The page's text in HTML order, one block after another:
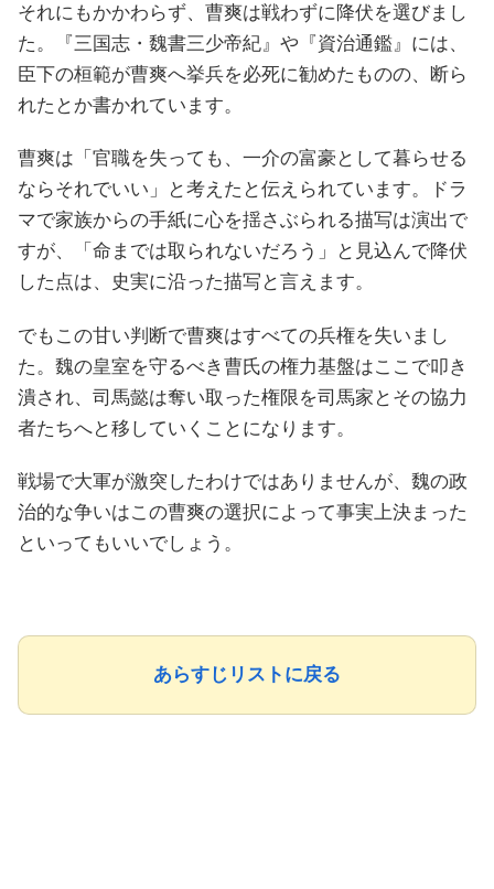
それにもかかわらず、曹爽は戦わずに降伏を選びまし
た。『三国志・魏書三少帝紀』や『資治通鑑』には、
臣下の桓範が曹爽へ挙兵を必死に勧めたものの、断ら
れたとか書かれています。
曹爽は「官職を失っても、一介の富豪として暮らせる
ならそれでいい」と考えたと伝えられています。ドラ
マで家族からの手紙に心を揺さぶられる描写は演出で
すが、「命までは取られないだろう」と見込んで降伏
した点は、史実に沿った描写と言えます。
でもこの甘い判断で曹爽はすべての兵権を失いまし
た。魏の皇室を守るべき曹氏の権力基盤はここで叩き
潰され、司馬懿は奪い取った権限を司馬家とその協力
者たちへと移していくことになります。
戦場で大軍が激突したわけではありませんが、魏の政
治的な争いはこの曹爽の選択によって事実上決まった
といってもいいでしょう。
あらすじリストに戻る